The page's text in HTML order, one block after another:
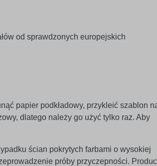
od sprawdzonych europejskich
papier podkładowy, przykleić szablon
dlatego należy go użyć tylko raz. Aby
ścian pokrytych farbami o wysokiej
próby przyczepności.